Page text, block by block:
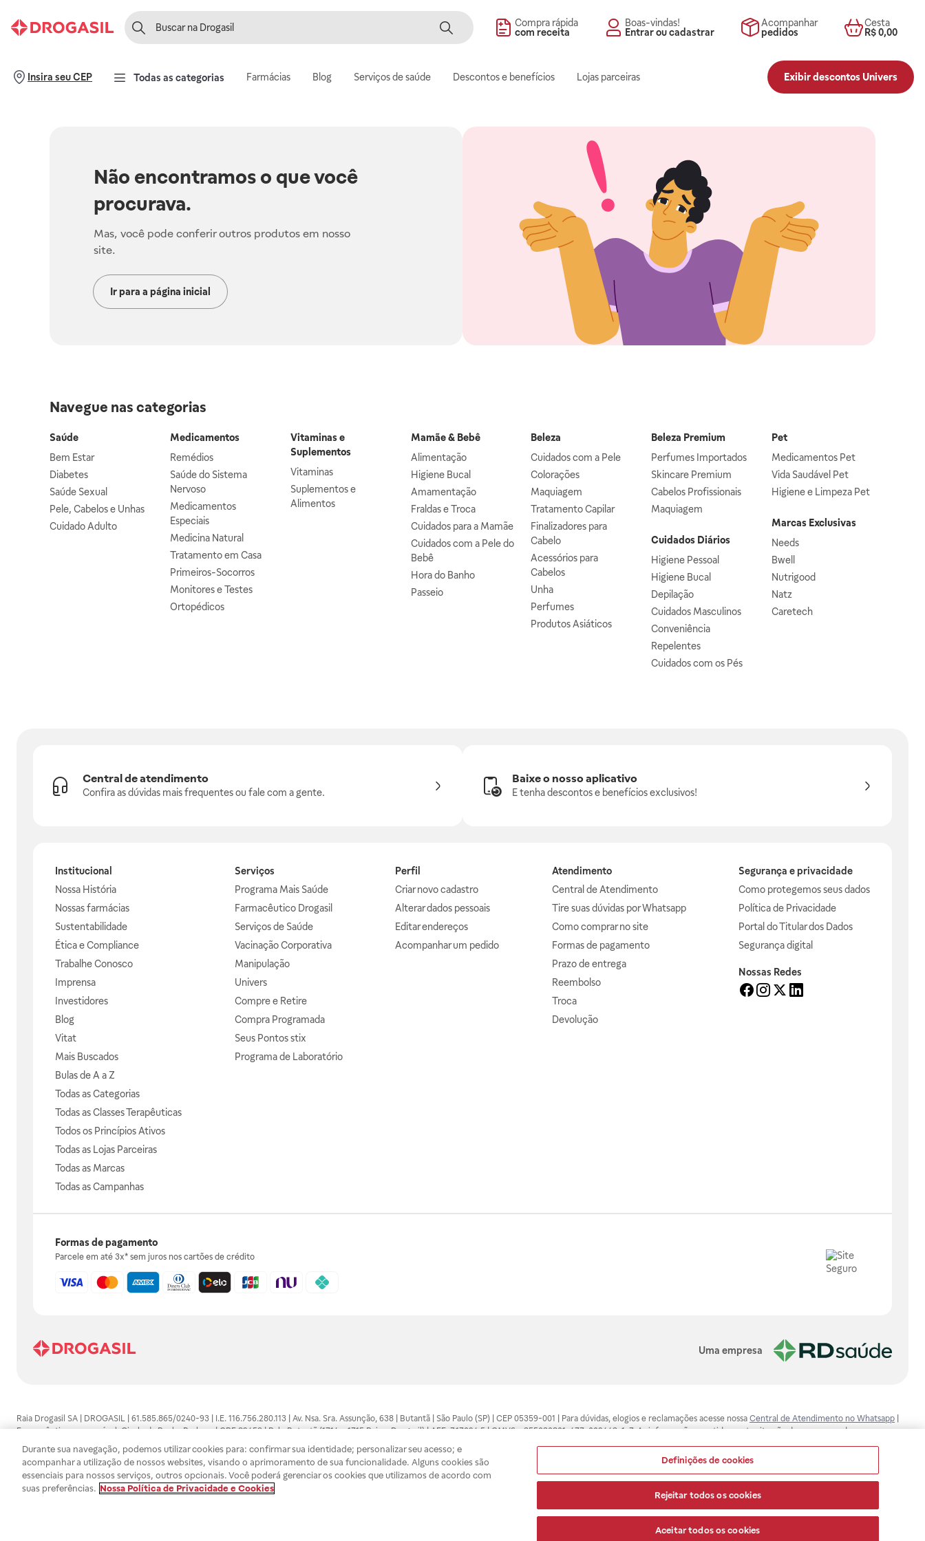
Compra rápida
com receita
Boas-vindas!
Entrar ou cadastrar
Acompanhar
pedidos
Cesta
R$ 0,00
Insira seu CEP Todas as categorias Farmácias Blog Serviços de saúde Descontos e benefícios Lojas parceiras Exibir descontos Univers
Não encontramos o que você
procurava.
Mas, você pode conferir outros produtos em nosso
site.
Ir para a página inicial
Navegue nas categorias
Saúde
Bem Estar
Diabetes
Saúde Sexual
Pele, Cabelos e Unhas
Cuidado Adulto
Medicamentos
Remédios
Saúde do Sistema
Nervoso
Medicamentos
Especiais
Medicina Natural
Tratamento em Casa
Primeiros-Socorros
Monitores e Testes
Ortopédicos
Vitaminas e
Suplementos
Vitaminas
Suplementos e
Alimentos
Mamãe & Bebê
Alimentação
Higiene Bucal
Amamentação
Fraldas e Troca
Cuidados para a Mamãe
Cuidados com a Pele do
Bebê
Hora do Banho
Passeio
Beleza
Cuidados com a Pele
Colorações
Maquiagem
Tratamento Capilar
Finalizadores para
Cabelo
Acessórios para
Cabelos
Unha
Perfumes
Produtos Asiáticos
Beleza Premium
Perfumes Importados
Skincare Premium
Cabelos Profissionais
Maquiagem
Cuidados Diários
Higiene Pessoal
Higiene Bucal
Depilação
Cuidados Masculinos
Conveniência
Repelentes
Cuidados com os Pés
Pet
Medicamentos Pet
Vida Saudável Pet
Higiene e Limpeza Pet
Marcas Exclusivas
Needs
Bwell
Nutrigood
Natz
Caretech
Central de atendimento
Confira as dúvidas mais frequentes ou fale com a gente.
Baixe o nosso aplicativo
E tenha descontos e benefícios exclusivos!
Institucional
Nossa História
Nossas farmácias
Sustentabilidade
Ética e Compliance
Trabalhe Conosco
Imprensa
Investidores
Blog
Vitat
Mais Buscados
Bulas de A a Z
Todas as Categorias
Todas as Classes Terapêuticas
Todos os Princípios Ativos
Todas as Lojas Parceiras
Todas as Marcas
Todas as Campanhas
Serviços
Programa Mais Saúde
Farmacêutico Drogasil
Serviços de Saúde
Vacinação Corporativa
Manipulação
Univers
Compre e Retire
Compra Programada
Seus Pontos stix
Programa de Laboratório
Perfil
Criar novo cadastro
Alterar dados pessoais
Editar endereços
Acompanhar um pedido
Atendimento
Central de Atendimento
Tire suas dúvidas por Whatsapp
Como comprar no site
Formas de pagamento
Prazo de entrega
Reembolso
Troca
Devolução
Segurança e privacidade
Como protegemos seus dados
Política de Privacidade
Portal do Titular dos Dados
Segurança digital
Nossas Redes
Formas de pagamento
Parcele em até 3x* sem juros nos cartões de crédito
Uma empresa
Raia Drogasil SA | DROGASIL | 61.585.865/0240-93 | I.E. 116.756.280.113 | Av. Nsa. Sra. Assunção, 638 | Butantã | São Paulo (SP) | CEP 05359-001 | Para dúvidas, elogios e reclamações acesse nossa Central de Atendimento no Whatsapp
Farmacêutico responsável: Gisele da Penha Barbosa | CRF 89453 | Polo Butantã (1714 e 1715 Raia e Drogasil) | AFE: 7.17094.5 | CMVS - 355030801-477-002443-1-7. As informações contidas neste site não devem ser usadas para
automedicação e não substituem, em hipótese alguma, as orientações dadas pelo profissional da área médica. Somente o médico está apto a diagnosticar qualquer problema de saúde e prescrever o tratamento adequado. Ao
persistirem os sintomas, um médico deverá ser consultado. Os preços e promoções divulgados no site são válidos apenas para compras feitas pela internet. Maiores esclarecimentos, consultar o site: www.anvisa.gov.br. A Raia Drogasil
SA trabalha com as tecnologias mais avançadas de proteção de dados, para que você possa realizar suas compras com tranquilidade. A privacidade e a segurança dos clientes são compromissos da Raia Drogasil SA. Todos os pedidos
efetuados estão sujeitos à confirmação da disponibilidade de produto em nosso estoque.
Durante sua navegação, podemos utilizar cookies para: confirmar sua identidade; personalizar seu acesso; e
acompanhar a utilização de nossos websites, visando o aprimoramento de sua funcionalidade. Alguns cookies são
essenciais para nossos serviços, outros opcionais. Você poderá gerenciar os cookies que utilizamos de acordo com
suas preferências. Nossa Política de Privacidade e Cookies
Definições de cookies
Rejeitar todos os cookies
Aceitar todos os cookies